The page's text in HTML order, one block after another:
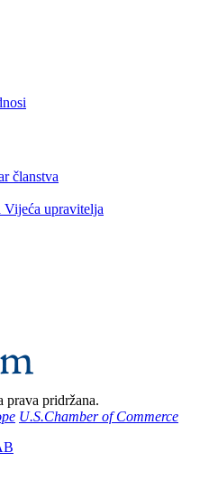
članstva
Vijeća upravitelja
prava pridržana.
U.S.Chamber of Commerce